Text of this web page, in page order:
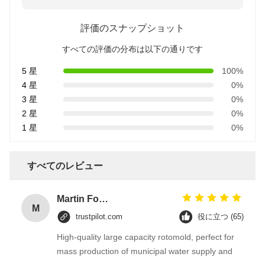
評価のスナップショット
すべての評価の分布は以下の通りです
5 星
100%
4 星
0%
3 星
0%
2 星
0%
1 星
0%
すべてのレビュー
M
Martin Foster
trustpilot.com 役に立つ (65)
High-quality large capacity rotomold, perfect for
mass production of municipal water supply and